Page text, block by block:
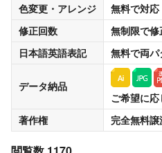
色変更・アレンジ
無料で対応
修正回数
無制限で修
日本語英語表記
無料で両
データ納品
ご希望に
著作権
完全無料譲